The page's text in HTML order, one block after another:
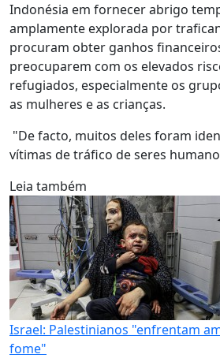
Indonésia em fornecer abrigo
amplamente explorada por
procuram obter ganhos
preocuparem com os elevados
refugiados, especialmente os
as mulheres e as crianças.
"De facto, muitos deles foram
vítimas de tráfico de seres
Leia também
Israel: Palestinianos "enfrentam
fome"